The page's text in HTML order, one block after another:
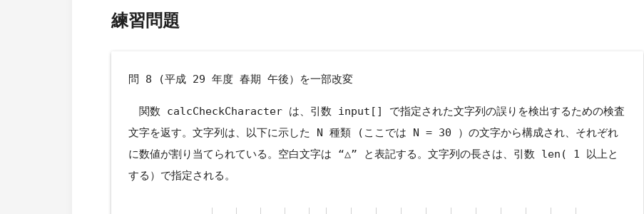
練習問題
問 8 (平成 29 年度 春期 午後）を一部改変
関数 calcCheckCharacter は、引数 input[] で指定された文字列の誤りを検出するための検査
文字を返す。文字列は、以下に示した N 種類 (ここでは N = 30 ）の文字から構成され、それぞれ
に数値が割り当てられている。空白文字は “△” と表記する。文字列の長さは、引数 len( 1 以上と
する）で指定される。